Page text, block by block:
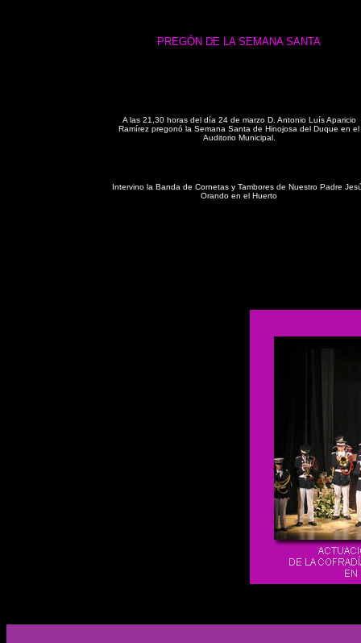
PREGÓN DE LA SEMANA SANTA
A las 21,30 horas del día 24 de marzo D. Antonio Luís Aparicio
Ramírez pregonó la Semana Santa de Hinojosa del Duque en el
Auditorio Municipal.
Intervino la Banda de Cornetas y Tambores de Nuestro Padre
Orando en el Huerto